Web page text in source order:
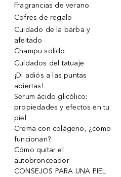
Fragrancias de verano
Cofres de regalo
Cuidado de la barba y
afeitado
Champu solido
Cuidados del tatuaje
¡Di adiós a las puntas
abiertas!
Serum ácido glicólico:
propiedades y efectos en tu
piel
Crema con colágeno, ¿cómo
funcionan?
Cómo quitar el
autobronceador
CONSEJOS PARA UNA PIEL